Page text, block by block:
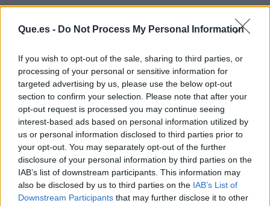
Que.es - Do Not Process My Personal Information
If you wish to opt-out of the sale, sharing to third parties, or
processing of your personal or sensitive information for
targeted advertising by us, please use the below opt-out
section to confirm your selection. Please note that after your
opt-out request is processed you may continue seeing
interest-based ads based on personal information utilized by
us or personal information disclosed to third parties prior to
your opt-out. You may separately opt-out of the further
disclosure of your personal information by third parties on the
IAB’s list of downstream participants. This information may
also be disclosed by us to third parties on the IAB’s List of
Downstream Participants that may further disclose it to other
Publicidad